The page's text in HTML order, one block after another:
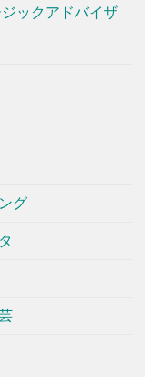
ックアドバイザ
グ